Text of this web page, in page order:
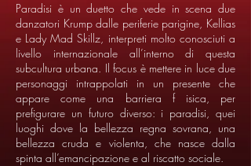
Paradisi è un duetto che vede in scena due
danzatori Krump dalle periferie parigine, Kellias
e Lady Mad Skillz, interpreti molto conosciuti a
livello internazionale all’interno di questa
subcultura urbana. Il focus è mettere in luce due
personaggi intrappolati in un presente che
appare come una barriera f isica, per
prefigurare un futuro diverso: i paradisi, quei
luoghi dove la bellezza regna sovrana, una
bellezza cruda e violenta, che nasce dalla
spinta all’emancipazione e al riscatto sociale.